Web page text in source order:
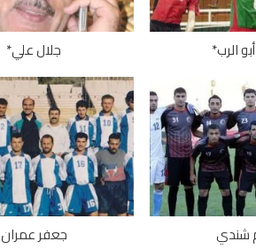
الرب* جلال علي*
شندي جعفر عمران